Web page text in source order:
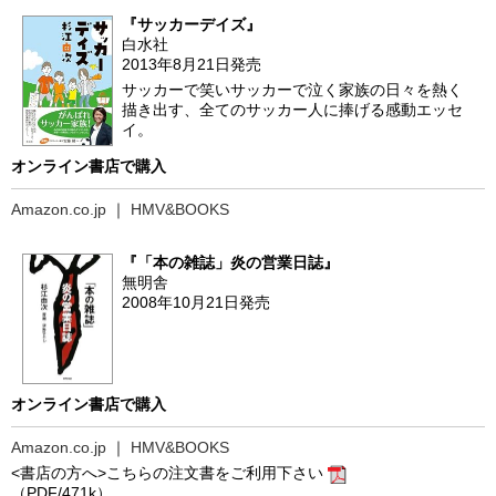
『サッカーデイズ』
白水社
2013年8月21日発売
サッカーで笑いサッカーで泣く家族の日々を熱く
描き出す、全てのサッカー人に捧げる感動エッセ
イ。
オンライン書店で購入
Amazon.co.jp ｜ HMV&BOOKS
『「本の雑誌」炎の営業日誌』
無明舎
2008年10月21日発売
オンライン書店で購入
Amazon.co.jp ｜ HMV&BOOKS
<書店の方へ>こちらの注文書をご利用下さい